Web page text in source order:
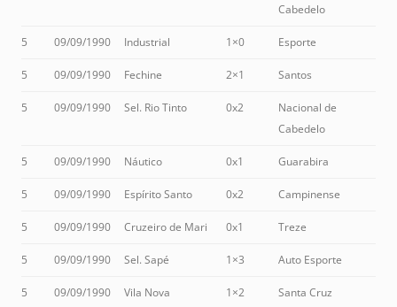
Cabedelo
5 09/09/1990 Industrial 1×0 Esporte
5 09/09/1990 Fechine 2×1 Santos
5 09/09/1990 Sel. Rio Tinto 0x2
Nacional de
Cabedelo
5 09/09/1990 Náutico 0x1 Guarabira
5 09/09/1990 Espírito Santo 0x2 Campinense
5 09/09/1990 Cruzeiro de Mari 0x1 Treze
5 09/09/1990 Sel. Sapé 1×3 Auto Esporte
5 09/09/1990 Vila Nova 1×2 Santa Cruz